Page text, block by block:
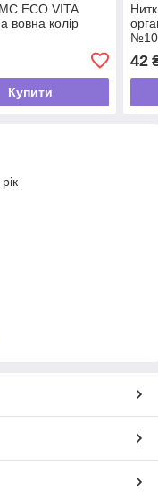
ECO VITA
вовна колір
Купити
42